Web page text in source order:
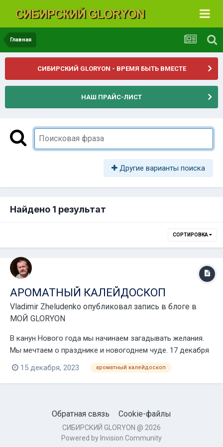
Главная
СИБИРСКИЙ GLORYON - ВРЕМЯ БЫТЬ ВМЕСТЕ
НАШ ПРАЙС-ЛИСТ
Другие варианты поиска
Найдено 1 результат
СОРТИРОВКА
АРОМАТНЫЙ КАЛЕЙДОСКОП
Vladimir Zheludenko опубликовал запись в блоге в
МОЙ GLORYON
В канун Нового года мы начинаем загадывать желания.
Мы мечтаем о празднике и новогоднем чуде. 17 декабря
в 11 мск на необъятной территории онлайн пространства
пройдёт праздничное событие "Ароматный
калейдоскоп", которое создаст атмосферу чудесной
15 декабря, 2023 ароматный калейдоскоп
Обратная связь Cookie-файлы
СИБИРСКИЙ GLORYON @ 2026
Powered by Invision Community